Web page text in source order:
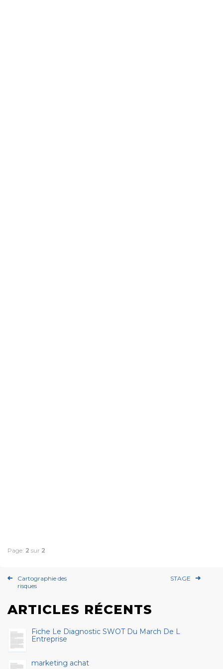
Page: 2 sur 2
Cartographie des
risques
STAGE
ARTICLES RÉCENTS
Fiche Le Diagnostic SWOT Du March De L
Entreprise
marketing achat